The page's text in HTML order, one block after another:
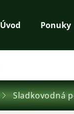
Úvod Ponuky
Sladkovodná